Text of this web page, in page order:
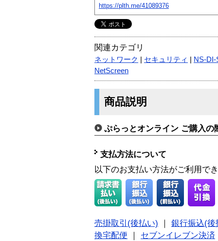
https://plth.me/41089376
関連カテゴリ
ネットワーク セキュリティ
NS-DI-
NetScreen
商品説明
ぷらっとオンライン ご購入の
支払方法について
以下のお支払い方法がご利用で
売掛取引(後払い)
銀行振込(後
換宅配便
セブンイレブン決済